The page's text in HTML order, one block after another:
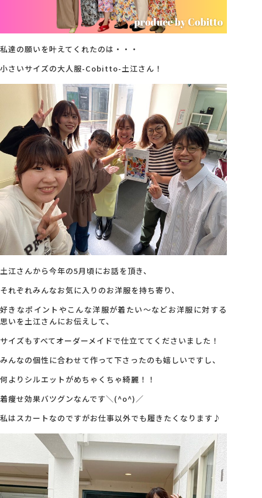
採用情報
お問い合わせ
私達の願いを叶えてくれたのは・・・
小さいサイズの大人服-Cobitto-土江さん！
土江さんから今年の5月頃にお話を頂き、
それぞれみんなお気に入りのお洋服を持ち寄り、
好きなポイントやこんな洋服が着たい～などお洋服に対する
思いを土江さんにお伝えして、
サイズもすべてオーダーメイドで仕立ててくださいました！
みんなの個性に合わせて作って下さったのも嬉しいですし、
何よりシルエットがめちゃくちゃ綺麗！！
着痩せ効果バツグンなんです＼(^o^)／
私はスカートなのですがお仕事以外でも履きたくなります♪